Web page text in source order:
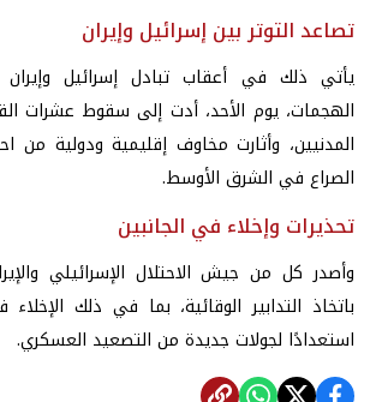
تصاعد التوتر بين إسرائيل وإيران
يأتي ذلك في أعقاب تبادل إسرائيل
الهجمات، يوم الأحد، أدت إلى سقوط عشرات
المدنيين، وأثارت مخاوف إقليمية ودولية من
الصراع في الشرق الأوسط.
تحذيرات وإخلاء في الجانبين
وأصدر كل من جيش الاحتلال الإسرائيلي
باتخاذ التدابير الوقائية، بما في ذلك
استعدادًا لجولات جديدة من التصعيد العسكري.